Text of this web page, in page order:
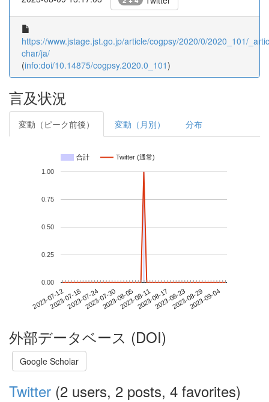
https://www.jstage.jst.go.jp/article/cogpsy/2020/0/2020_101/
char/ja/
(info:doi/10.14875/cogpsy.2020.0_101)
言及状況
変動（ピーク前後） 変動（月別） 分布
合計 Twitter (通常)
2023-07-122023-07-182023-07-242023-07-302023-08-052023-08-112023-08-172023-08-232023-08-292023-09-04
0.00
0.25
0.50
0.75
1.00
外部データベース (DOI)
Google Scholar
Twitter (2 users, 2 posts, 4 favorites)